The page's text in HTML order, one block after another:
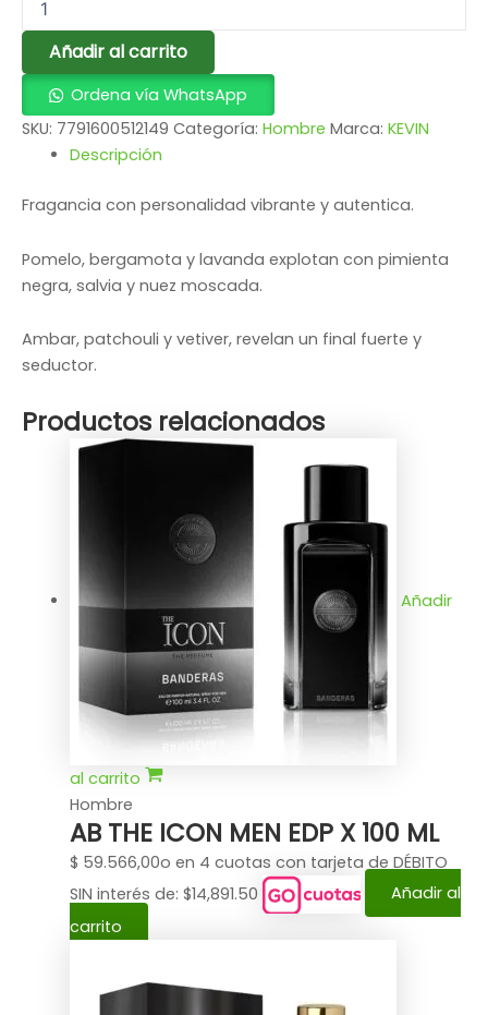
Añadir al carrito
Ordena vía WhatsApp
SKU: 7791600512149 Categoría: Hombre Marca: KEVIN
Descripción
Fragancia con personalidad vibrante y autentica.
Pomelo, bergamota y lavanda explotan con pimienta
negra, salvia y nuez moscada.
Ambar, patchouli y vetiver, revelan un final fuerte y
seductor.
Productos relacionados
Añadir
al carrito
Hombre
AB THE ICON MEN EDP X 100 ML
$ 59.566,00o en 4 cuotas con tarjeta de DÉBITO
SIN interés de: $14,891.50
Añadir al
carrito